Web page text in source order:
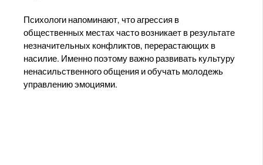
Психологи напоминают, что агрессия в
общественных местах часто возникает в результате
незначительных конфликтов, перерастающих в
насилие. Именно поэтому важно развивать культуру
ненасильственного общения и обучать молодежь
управлению эмоциями.